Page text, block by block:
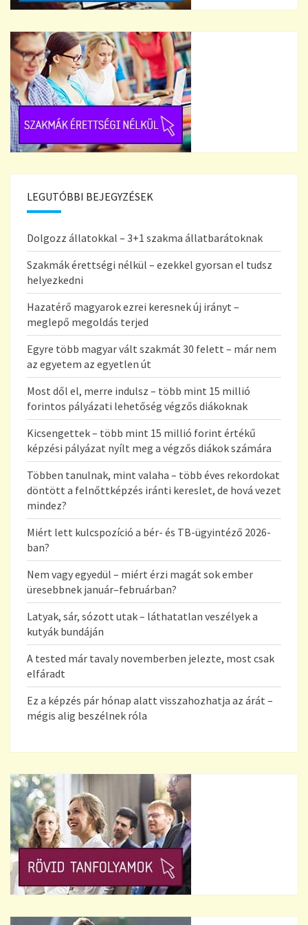
LEGUTÓBBI BEJEGYZÉSEK
Dolgozz állatokkal – 3+1 szakma állatbarátoknak
Szakmák érettségi nélkül – ezekkel gyorsan el tudsz
helyezkedni
Hazatérő magyarok ezrei keresnek új irányt –
meglepő megoldás terjed
Egyre több magyar vált szakmát 30 felett – már nem
az egyetem az egyetlen út
Most dől el, merre indulsz – több mint 15 millió
forintos pályázati lehetőség végzős diákoknak
Kicsengettek – több mint 15 millió forint értékű
képzési pályázat nyílt meg a végzős diákok számára
Többen tanulnak, mint valaha – több éves rekordokat
döntött a felnőttképzés iránti kereslet, de hová vezet
mindez?
Miért lett kulcspozíció a bér- és TB-ügyintéző 2026-
ban?
Nem vagy egyedül – miért érzi magát sok ember
üresebbnek január–februárban?
Latyak, sár, sózott utak – láthatatlan veszélyek a
kutyák bundáján
A tested már tavaly novemberben jelezte, most csak
elfáradt
Ez a képzés pár hónap alatt visszahozhatja az árát –
mégis alig beszélnek róla